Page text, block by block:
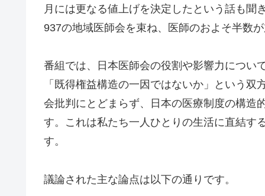
月には更なる値上げを決定したという話も
937の地域医師会を束ね、医師のおよそ半数
番組では、日本医師会の役割や影響力につい
「既得権益構造の一因ではないか」という
会批判にとどまらず、日本の医療制度の構造
す。これは私たち一人ひとりの生活に直結す
す。
議論された主な論点は以下の通りです。